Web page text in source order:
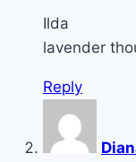
Ilda
lavender
Reply